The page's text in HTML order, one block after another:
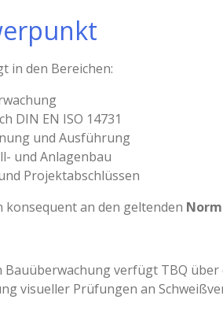
in den Bereichen:
DIN EN ISO 14731
und Ausführung
und Anlagenbau
Projektabschlüssen
an den geltenden
Bauüberwachung verfügt TBQ über
visueller Prüfungen an